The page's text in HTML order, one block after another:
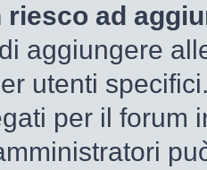
riesco ad
aggiungere
utenti
per il forum